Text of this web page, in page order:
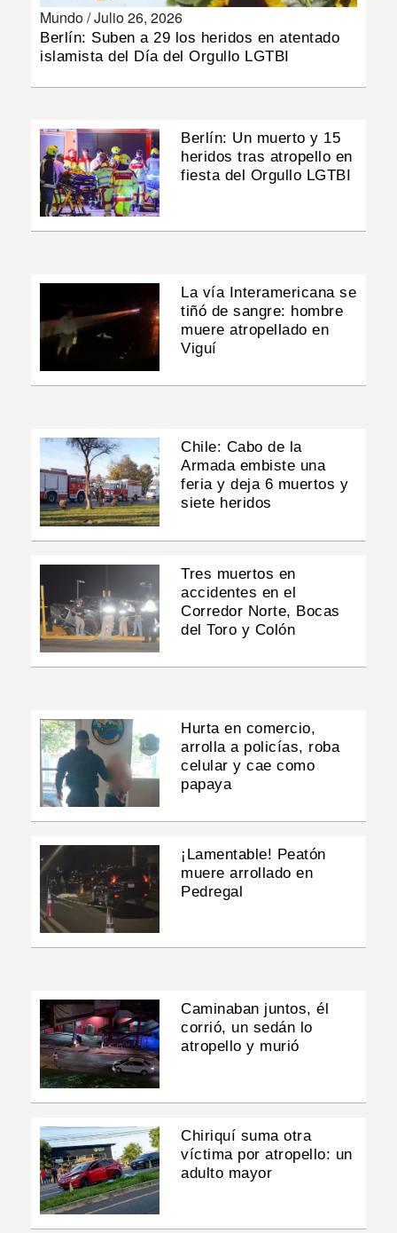
Mundo /Julio 26, 2026
Berlín: Suben a 29 los heridos en atentado
islamista del Día del Orgullo LGTBI
Berlín: Un muerto y 15
heridos tras atropello en
fiesta del Orgullo LGTBI
La vía Interamericana se
tiñó de sangre: hombre
muere atropellado en
Viguí
Chile: Cabo de la
Armada embiste una
feria y deja 6 muertos y
siete heridos
Tres muertos en
accidentes en el
Corredor Norte, Bocas
del Toro y Colón
Hurta en comercio,
arrolla a policías, roba
celular y cae como
papaya
¡Lamentable! Peatón
muere arrollado en
Pedregal
Caminaban juntos, él
corrió, un sedán lo
atropello y murió
Chiriquí suma otra
víctima por atropello: un
adulto mayor